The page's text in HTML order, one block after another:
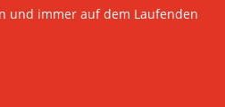
und immer auf dem Laufenden